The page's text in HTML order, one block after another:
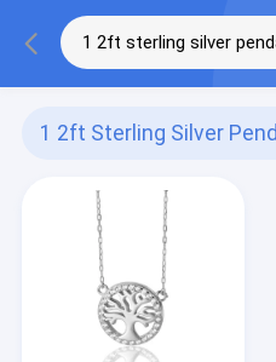
1 2ft Sterling Silver